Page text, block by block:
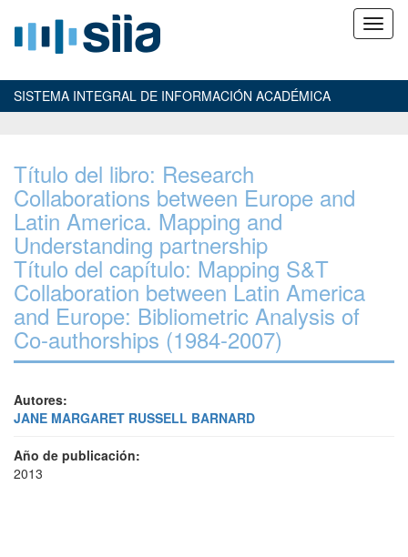
SISTEMA INTEGRAL DE INFORMACIÓN ACADÉMICA
Título del libro: Research
Collaborations between Europe and
Latin America. Mapping and
Understanding partnership
Título del capítulo: Mapping S&T
Collaboration between Latin America
and Europe: Bibliometric Analysis of
Co-authorships (1984-2007)
Autores:
JANE MARGARET RUSSELL BARNARD
Año de publicación:
2013